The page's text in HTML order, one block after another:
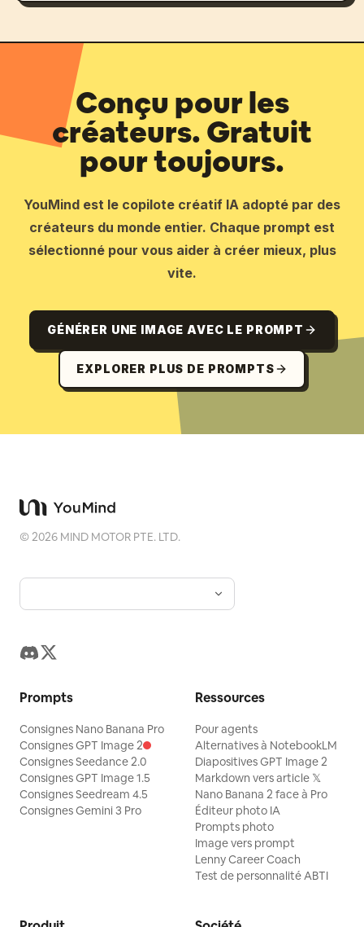
Conçu pour les
créateurs. Gratuit
pour toujours.
YouMind est le copilote créatif IA adopté par des
créateurs du monde entier. Chaque prompt est
sélectionné pour vous aider à créer mieux, plus
vite.
GÉNÉRER UNE IMAGE AVEC LE PROMPT
EXPLORER PLUS DE PROMPTS
©2026 MIND MOTOR PTE. LTD.
Prompts
Consignes Nano Banana Pro
Consignes GPT Image 2
Consignes Seedance 2.0
Consignes GPT Image 1.5
Consignes Seedream 4.5
Consignes Gemini 3 Pro
Ressources
Pour agents
Alternatives à NotebookLM
Diapositives GPT Image 2
Markdown vers article 𝕏
Nano Banana 2 face à Pro
Éditeur photo IA
Prompts photo
Image vers prompt
Lenny Career Coach
Test de personnalité ABTI